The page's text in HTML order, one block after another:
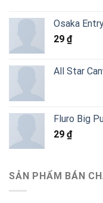
Osaka
29 ₫
All Star
Fluro Big
29 ₫
SẢN PHẨM BÁN